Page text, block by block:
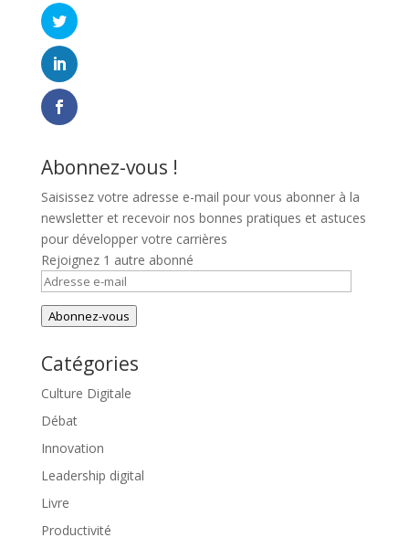
Abonnez-vous !
Saisissez votre adresse e-mail pour vous abonner à la
newsletter et recevoir nos bonnes pratiques et astuces
pour développer votre carrières
Rejoignez 1 autre abonné
Adresse
e-
mail
Abonnez-vous
Catégories
Culture Digitale
Débat
Innovation
Leadership digital
Livre
Productivité